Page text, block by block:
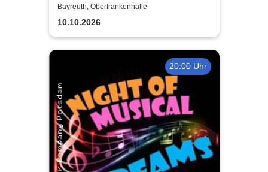
Bayreuth, Oberfrankenhalle
10.10.2026
20:00 Uhr